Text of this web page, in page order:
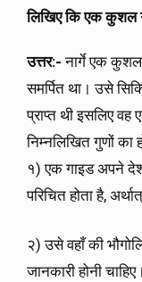
लिखिए कि एक कुशल
उत्तर:-नार्गे एक
समर्पित था। उसे
प्राप्त थी इसलिए
निम्नलिखित गुणों का
१) एक गाइड अपने
परिचित होता है,
२) उसे वहाँ की
जानकारी होनी चाहिए।